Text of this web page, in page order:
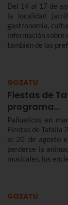
Del 14 al 17 de
la localidad
gastronomía,
información sobre
también de las
GOZATU
Fiestas de
programa…
Pañuelicos en
Fiestas de Tafalla
al 20 de agosto
perderse la
musicales, los
GOZATU